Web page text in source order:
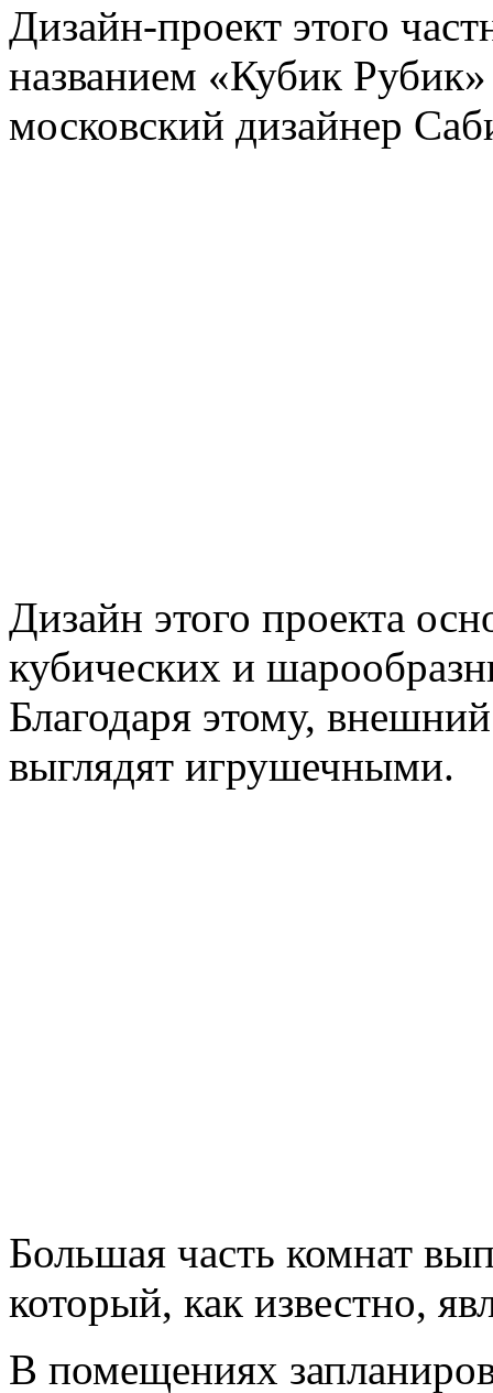
Дизайн-проект этого
названием «Кубик
московский дизайнер
Дизайн этого проекта
кубических и
Благодаря этому,
выглядят игрушечными.
Большая часть комнат
который, как известно,
В помещениях